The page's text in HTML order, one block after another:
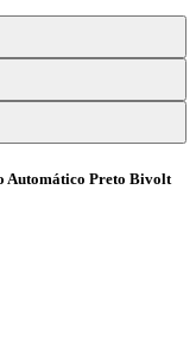
Automático Preto Bivolt